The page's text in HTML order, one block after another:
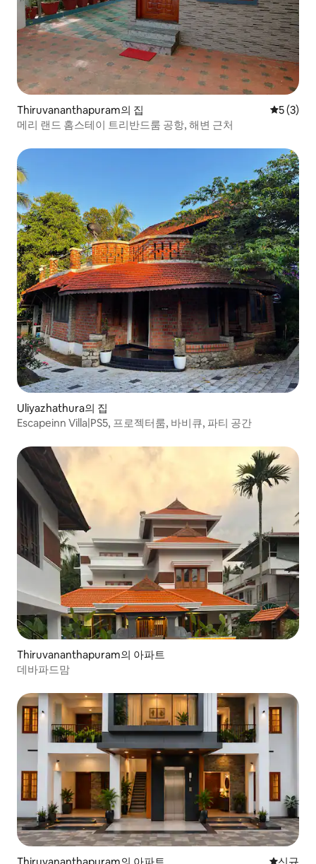
Thiruvananthapuram의 집 평점 5점
5 (3)
메리 랜드 홈스테이 트리반드룸 공항, 해변 근처
Uliyazhathura의 집
Escapeinn Villa|PS5, 프로젝터룸, 바비큐, 파티 공간
Thiruvananthapuram의 아파트
데바파드맘